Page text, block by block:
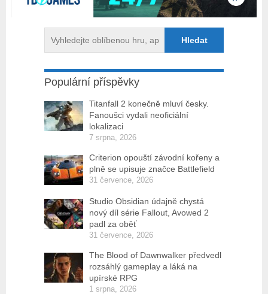
Populární příspěvky
Titanfall 2 konečně mluví česky.
Fanoušci vydali neoficiální
lokalizaci
7 srpna, 2026
Criterion opouští závodní kořeny a
plně se upisuje značce Battlefield
31 července, 2026
Studio Obsidian údajně chystá
nový díl série Fallout, Avowed 2
padl za oběť
31 července, 2026
The Blood of Dawnwalker předvedl
rozsáhlý gameplay a láká na
upírské RPG
1 srpna, 2026